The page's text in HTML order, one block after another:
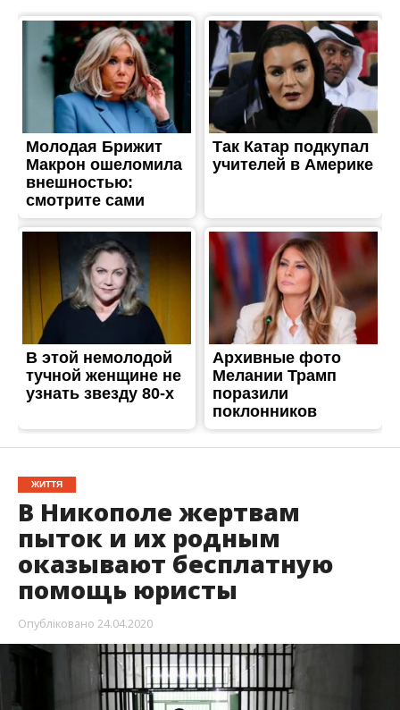
ЖИТТЯ
В Никополе жертвам
пыток и их родным
оказывают бесплатную
помощь юристы
Опубліковано 24.04.2020